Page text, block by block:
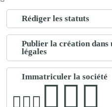
Rédiger les statuts
Publier la création dans
légales
Immatriculer la société